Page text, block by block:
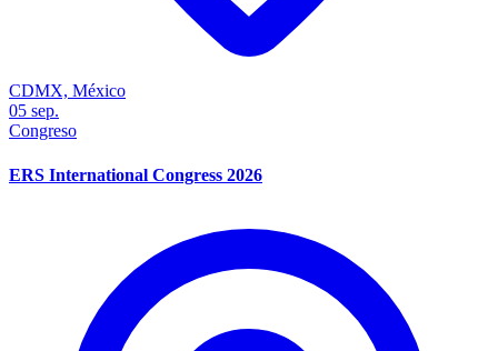
CDMX, México
05 sep.
Congreso
ERS International Congress 2026